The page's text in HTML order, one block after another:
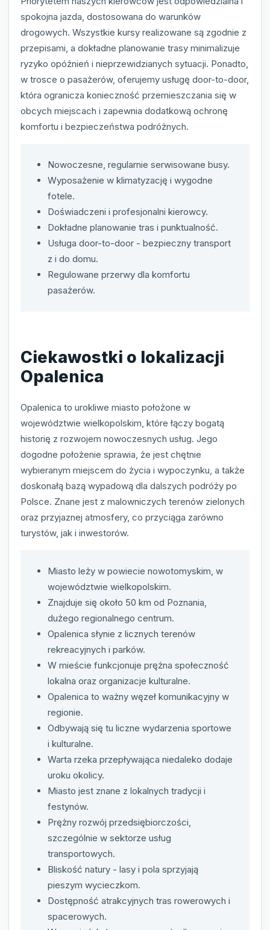
spokojna jazda, dostosowana do warunków
drogowych. Wszystkie kursy realizowane są zgodnie z
przepisami, a dokładne planowanie trasy minimalizuje
ryzyko opóźnień i nieprzewidzianych sytuacji. Ponadto,
w trosce o pasażerów, oferujemy usługę door-to-door,
która ogranicza konieczność przemieszczania się w
obcych miejscach i zapewnia dodatkową ochronę
komfortu i bezpieczeństwa podróżnych.
Nowoczesne, regularnie serwisowane busy.
Wyposażenie w klimatyzację i wygodne
fotele.
Doświadczeni i profesjonalni kierowcy.
Dokładne planowanie tras i punktualność.
Usługa door-to-door - bezpieczny transport
z i do domu.
Regulowane przerwy dla komfortu
pasażerów.
Ciekawostki o lokalizacji
Opalenica
Opalenica to urokliwe miasto położone w
województwie wielkopolskim, które łączy bogatą
historię z rozwojem nowoczesnych usług. Jego
dogodne położenie sprawia, że jest chętnie
wybieranym miejscem do życia i wypoczynku, a także
doskonałą bazą wypadową dla dalszych podróży po
Polsce. Znane jest z malowniczych terenów zielonych
oraz przyjaznej atmosfery, co przyciąga zarówno
turystów, jak i inwestorów.
Miasto leży w powiecie nowotomyskim, w
województwie wielkopolskim.
Znajduje się około 50 km od Poznania,
dużego regionalnego centrum.
Opalenica słynie z licznych terenów
rekreacyjnych i parków.
W mieście funkcjonuje prężna społeczność
lokalna oraz organizacje kulturalne.
Opalenica to ważny węzeł komunikacyjny w
regionie.
Odbywają się tu liczne wydarzenia sportowe
i kulturalne.
Warta rzeka przepływająca niedaleko dodaje
uroku okolicy.
Miasto jest znane z lokalnych tradycji i
festynów.
Prężny rozwój przedsiębiorczości,
szczególnie w sektorze usług
transportowych.
Bliskość natury - lasy i pola sprzyjają
pieszym wycieczkom.
Dostępność atrakcyjnych tras rowerowych i
spacerowych.